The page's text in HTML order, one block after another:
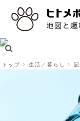
トップ 生活／暮らし